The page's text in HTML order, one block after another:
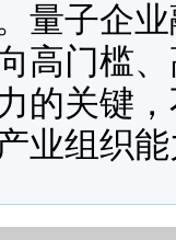
量子企
高门槛
的关键
业组织